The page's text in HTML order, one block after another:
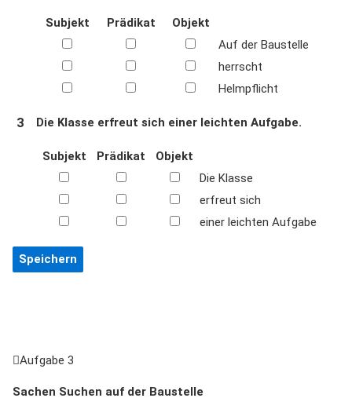
Subjekt Prädikat
Objekt
Auf der Baustelle
herrscht
Helmpflicht
3 Die Klasse erfreut sich einer leichten Aufgabe.
Subjekt Prädikat
Objekt
Die Klasse
erfreut sich
einer leichten Aufgabe
Aufgabe 3
Sachen Suchen auf der Baustelle